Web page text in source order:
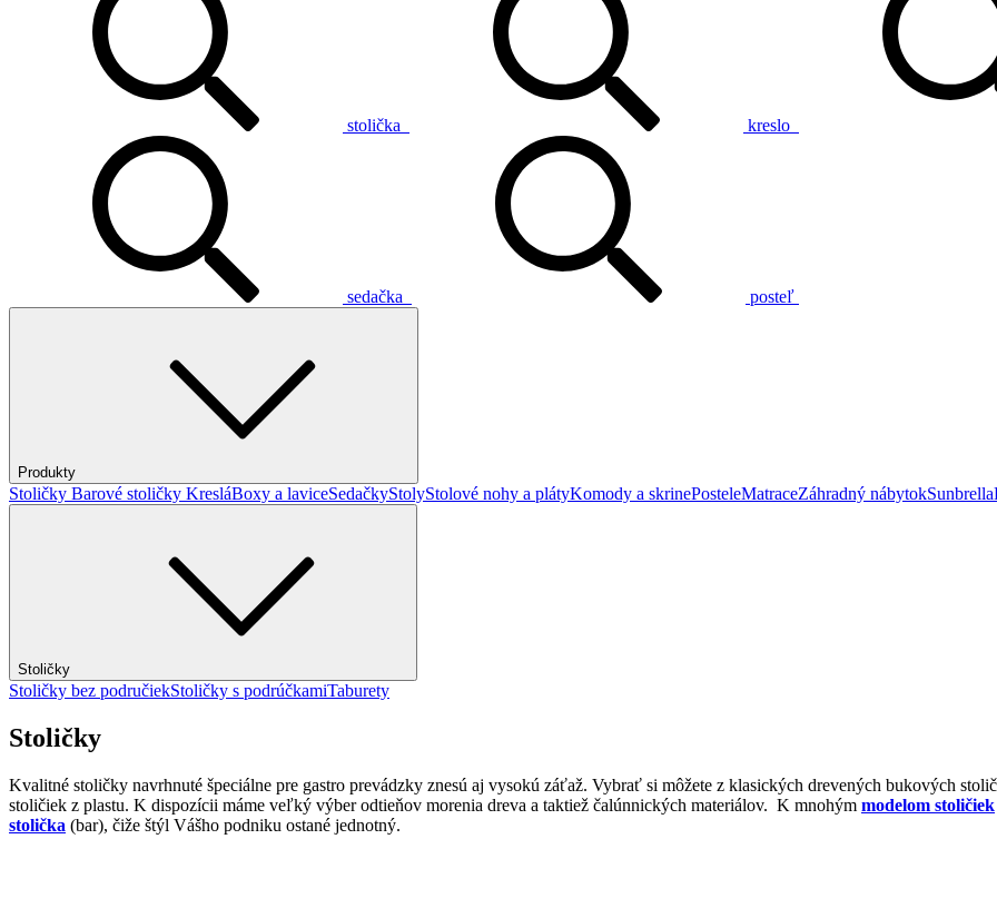
stolička kreslo
sedačka posteľ
Produkty
Stoličky Barové stoličky KresláBoxy a laviceSedačkyStolyStolové nohy a plátyKomody a skrinePosteleMatraceZáhradný nábytokSunbrella
Stoličky
Stoličky bez područiekStoličky s podrúčkamiTaburety
Stoličky
Kvalitné stoličky navrhnuté špeciálne pre gastro prevádzky znesú aj vysokú záťaž. Vybrať si môžete z klasických drevených bukových
stoličiek z plastu. K dispozícii máme veľký výber odtieňov morenia dreva a taktiež čalúnnických materiálov. K mnohým modelom stoličiek
stolička (bar), čiže štýl Vášho podniku ostané jednotný.